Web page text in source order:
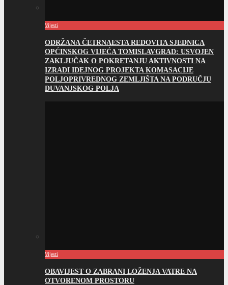
Vijesti
ODRŽANA ČETRNAESTA REDOVITA SJEDNICA
OPĆINSKOG VIJEĆA TOMISLAVGRAD: USVOJEN
ZAKLJUČAK O POKRETANJU AKTIVNOSTI NA
IZRADI IDEJNOG PROJEKTA KOMASACIJE
POLJOPRIVREDNOG ZEMLJIŠTA NA PODRUČJU
DUVANJSKOG POLJA
Vijesti
OBAVIJEST O ZABRANI LOŽENJA VATRE NA
OTVORENOM PROSTORU